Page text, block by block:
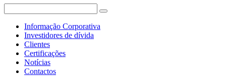
Informação Corporativa
Investidores de dívida
Clientes
Certificações
Notícias
Contactos